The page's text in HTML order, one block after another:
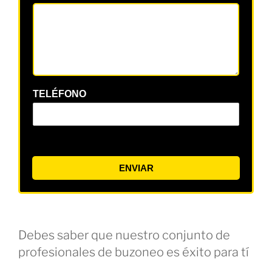
TELÉFONO
ENVIAR
Debes saber que nuestro conjunto de
profesionales de buzoneo es éxito para tí